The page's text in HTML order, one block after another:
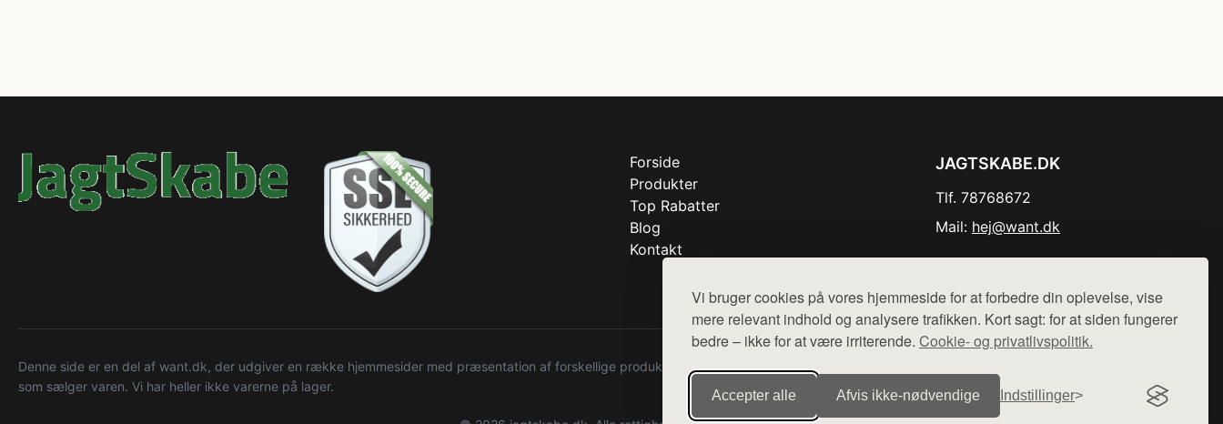
Vi bruger cookies på vores hjemmeside for at forbedre din oplevelse, vise
mere relevant indhold og analysere trafikken. Kort sagt: for at siden fungerer
bedre – ikke for at være irriterende. Cookie- og privatlivspolitik.
Accepter alle Afvis ikke‑nødvendige Indstillinger
Forside
Produkter
Top Rabatter
Blog
Kontakt
JAGTSKABE.DK
Tlf. 78768672
Mail: hej@want.dk
Denne side er en del af want.dk, der udgiver en række hjemmesider med præsentation af forskellige produkter fra diverse webshops. Der sælges ikke varer fra denne side - vi henviser til de shops,
som sælger varen. Vi har heller ikke varerne på lager.